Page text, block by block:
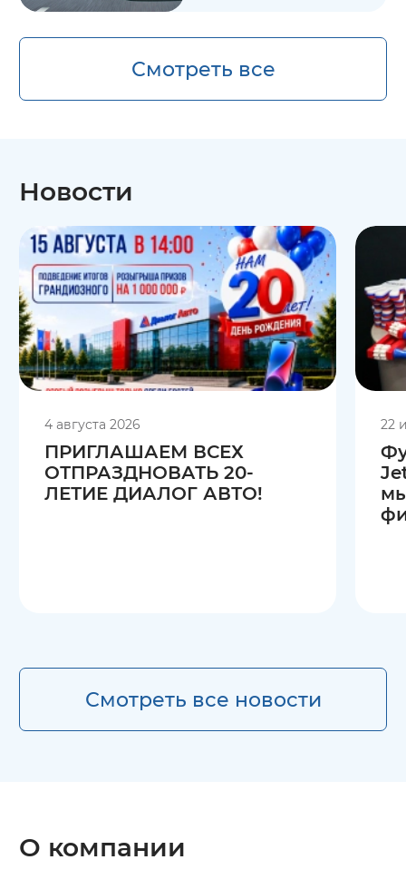
Смотреть все
Новости
4 августа 2026
ПРИГЛАШАЕМ ВСЕХ
ОТПРАЗДНОВАТЬ 20-
ЛЕТИЕ ДИАЛОГ АВТО!
22
Смотреть все новости
О компании